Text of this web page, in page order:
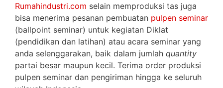
Rumahindustri.com selain memproduksi tas juga
bisa menerima pesanan pembuatan pulpen seminar
(ballpoint seminar) untuk kegiatan Diklat
(pendidikan dan latihan) atau acara seminar yang
anda selenggarakan, baik dalam jumlah quantity
partai besar maupun kecil. Terima order produksi
pulpen seminar dan pengiriman hingga ke seluruh